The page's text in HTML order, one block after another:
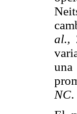
al.,
NC.